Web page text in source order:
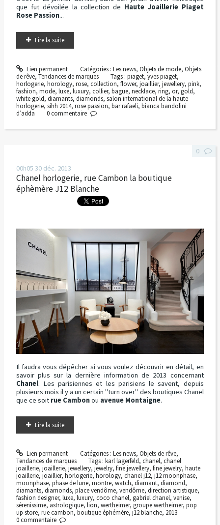
que fut dévoilée la collection de Haute Joaillerie Piaget
Rose Passion...
Lire la suite
Lien permanent Catégories : Les news, Objets de mode, Objets
de rêve, Tendances de marques Tags :piaget,yves piaget,
horlogerie, horology, rose, collection, flower, joaillier, jewellery, pink,
fashion, mode, luxe, luxury, collier, bague, necklace, ring, or, gold,
white gold, diamants, diamonds, salon international de la haute
horlogerie, sihh 2014, rose passion, bar rafaeli, bianca bandolini
d’adda
0commentaire
00h05 30 déc. 2013
Chanel horlogerie, rue Cambon la boutique
éphèmère J12 Blanche
Il faudra vous dépêcher si vous voulez découvrir en détail, en
savoir plus sur la dernière information de 2013 concernant
Chanel. Les parisiennes et les parisiens le savent, depuis
plusieurs mois il y a un certain "turn over" des boutiques Chanel
que ce soit rue Cambonou avenue Montaigne.
Lire la suite
Lien permanent Catégories : Les news, Objets de rêve,
Tendances de marques
Tags :karl lagerfeld,chanel,chanel
joaillerie, joaillerie, jewellery, jewelry, fine jewellery, fine jewelry, haute
joaillerie, joaillier, horlogerie, horology, chanel j12, j12 moonphase,
moonphase, phase de lune, montre, watch, diamant, diamond,
diamants, diamonds, place vendôme, vendôme, direction artistique,
fashion designer, luxe, luxury, coco chanel, gabriel chanel, venise,
sérenissime, astrologique, lion, wertheimer, groupe wertheimer, pop
up store, rue cambon, boutique éphémère, j12 blanche, 2013
0
0 commentaire